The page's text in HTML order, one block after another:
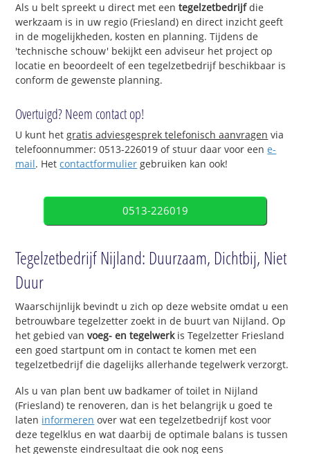
Als u belt spreekt u direct met eentegelzetbedrijfdie
werkzaam is in uw regio (Friesland) en direct inzicht geeft
in de mogelijkheden, kosten en planning. Tijdens de
'technische schouw' bekijkt een adviseur het project op
locatie en beoordeelt of een tegelzetbedrijf beschikbaar is
conform de gewenste planning.
Overtuigd? Neem contact op!
U kunt hetgratis adviesgesprek telefonisch aanvragen via
telefoonnummer: 0513-226019 of stuur daar voor eene-
mail. Hetcontactformulier gebruiken kan ook!
0513-226019
Tegelzetbedrijf Nijland: Duurzaam, Dichtbij, Niet
Duur
Waarschijnlijk bevindt u zich op deze website omdat u een
betrouwbare tegelzetter zoekt in de buurt van Nijland. Op
het gebied van voeg- en tegelwerkis Tegelzetter Friesland
een goed startpunt om in contact te komen met een
tegelzetbedrijf die dagelijks allerhande tegelwerk verzorgt.
Als u van plan bent uw badkamer of toilet in Nijland
(Friesland) te renoveren, dan is het belangrijk u goed te
laten informeren over wat een tegelzetbedrijf kost voor
deze tegelklus en wat daarbij de optimale balans is tussen
het gewenste eindresultaat die ook nog eens